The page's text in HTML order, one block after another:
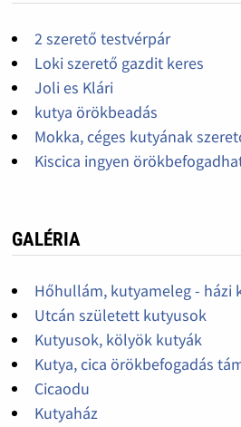
2 szerető testvérpár
Loki szerető gazdit keres
Joli es Klári
kutya örökbeadás
Mokka, céges kutyának
Kiscica ingyen
GALÉRIA
Hőhullám, kutyameleg - házi
Utcán született kutyusok
Kutyusok, kölyök kutyák
Kutya, cica örökbefogadás
Cicaodu
Kutyaház